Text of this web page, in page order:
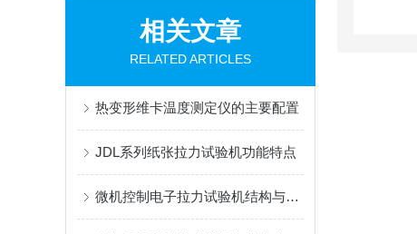
相关文章
RELATED ARTICLES
热变形维卡温度测定仪的主要配置
JDL系列纸张拉力试验机功能特点
微机控制电子拉力试验机结构与原理及特点